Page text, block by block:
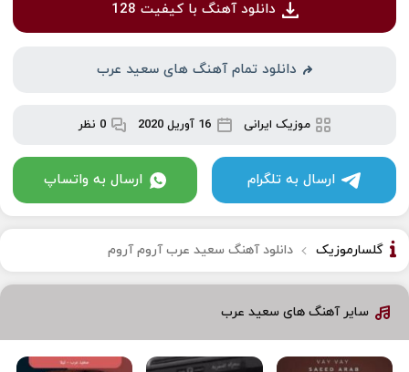
دانلود آهنگ با کیفیت 128
دانلود تمام آهنگ های سعید عرب
موزیک ایرانی 16 آوریل 2020 0 نظر
ارسال به تلگرام ارسال به واتساپ
گلسارموزیک دانلود آهنگ سعید عرب آروم آروم
سایر آهنگ های سعید عرب